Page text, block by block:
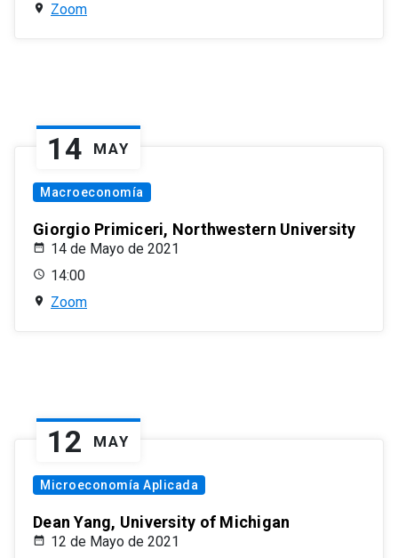
Zoom
14 MAY
Macroeconomía
Giorgio Primiceri, Northwestern University
14 de Mayo de 2021
14:00
Zoom
12 MAY
Microeconomía Aplicada
Dean Yang, University of Michigan
12 de Mayo de 2021